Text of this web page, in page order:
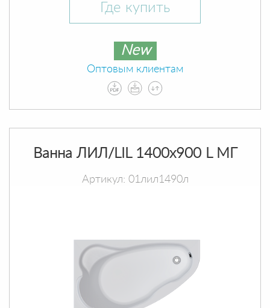
Где купить
New
Оптовым клиентам
Ванна ЛИЛ/LIL 1400х900 L МГ
Артикул: 01лил1490л